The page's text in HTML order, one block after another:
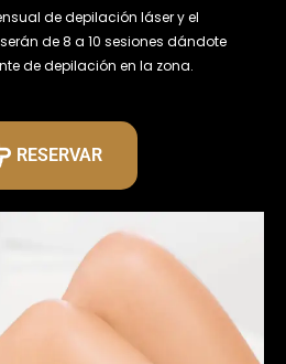
de depilación láser y el
de 8 a 10 sesiones dándote
de depilación en la zona.
RESERVAR